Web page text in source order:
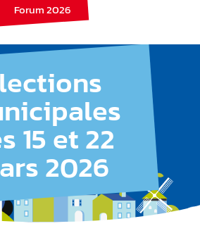
Forum 2026
15 et 22
2026